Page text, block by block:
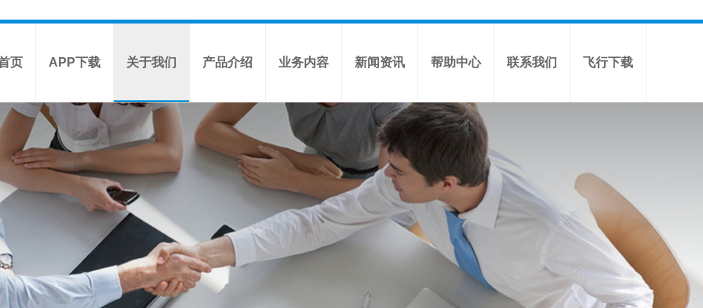
页 APP下载 关于我们 产品介绍 业务内容 新闻资讯 帮助中心 联系我们 飞行下载